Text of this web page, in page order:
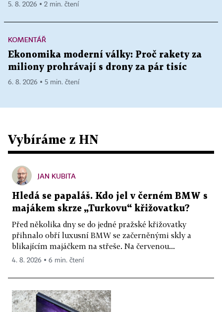
5. 8. 2026 ▪ 2 min. čtení
KOMENTÁŘ
Ekonomika moderní války: Proč rakety za
miliony prohrávají s drony za pár tisíc
6. 8. 2026 ▪ 5 min. čtení
Vybíráme z HN
JAN KUBITA
Hledá se papaláš. Kdo jel v černém BMW s
majákem skrze „Turkovu“ křižovatku?
Před několika dny se do jedné pražské křižovatky
přihnalo obří luxusní BMW se začerněnými skly a
blikajícím majáčkem na střeše. Na červenou...
4. 8. 2026 ▪ 6 min. čtení